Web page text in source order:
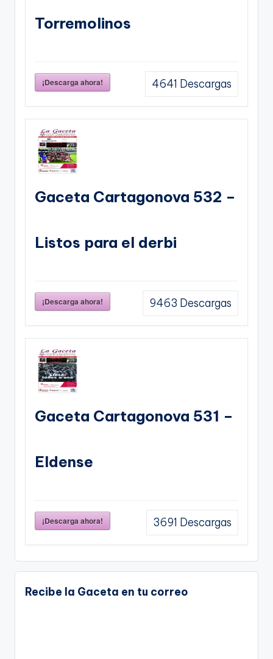
Torremolinos
¡Descarga ahora! 4641 Descargas
Gaceta Cartagonova 532 –
Listos para el derbi
¡Descarga ahora! 9463 Descargas
Gaceta Cartagonova 531 –
Eldense
¡Descarga ahora! 3691 Descargas
Recibe la Gaceta en tu correo